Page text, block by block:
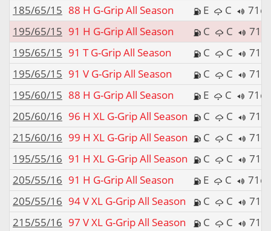
185/65/15 88 H G-Grip All Season E C
195/65/15 91 H G-Grip All Season C C
195/65/15 91 T G-Grip All Season C C
195/65/15 91 V G-Grip All Season C C
195/60/15 88 H G-Grip All Season E C
205/60/16 96 H XL G-Grip All Season C C
215/60/16 99 H XL G-Grip All Season C C
195/55/16 91 H XL G-Grip All Season C C
205/55/16 91 H G-Grip All Season E C
205/55/16 94 V XL G-Grip All Season C C
215/55/16 97 V XL G-Grip All Season C C